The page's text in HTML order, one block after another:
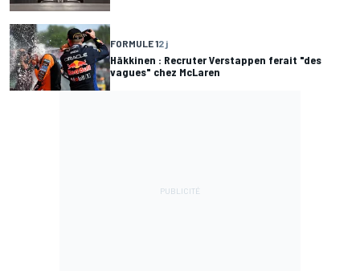
FORMULE 12 j
Häkkinen : Recruter Verstappen ferait "des
vagues" chez McLaren